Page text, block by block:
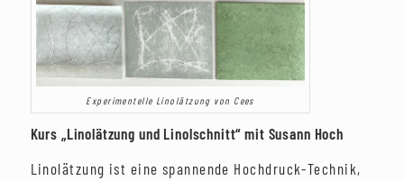
Experimentelle Linolätzung von Cees
Kurs „Linolätzung und Linolschnitt“ mit Susann Hoch
Linolätzung ist eine spannende Hochdruck-Technik,